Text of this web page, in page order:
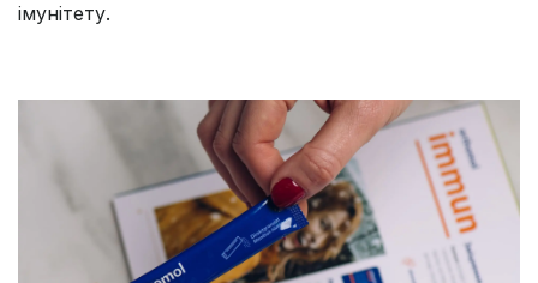
імунітету.